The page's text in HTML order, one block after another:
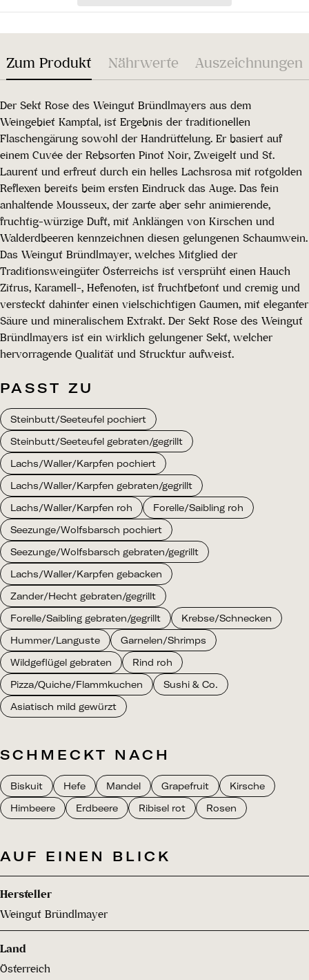
Zum Produkt Nährwerte Auszeichnungen
Der Sekt Rose des Weingut Bründlmayers aus dem
Weingebiet Kamptal, ist Ergebnis der traditionellen
Flaschengärung sowohl der Handrüttelung. Er basiert auf
einem Cuvée der Rebsorten Pinot Noir, Zweigelt und St.
Laurent und erfreut durch ein helles Lachsrosa mit rotgolden
Reflexen bereits beim ersten Eindruck das Auge. Das fein
anhaltende Mousseux, der zarte aber sehr animierende,
fruchtig-würzige Duft, mit Anklängen von Kirschen und
Walderdbeeren kennzeichnen diesen gelungenen Schaumwein.
Das Weingut Bründlmayer, welches Mitglied der
Traditionsweingüter Österreichs ist versprüht einen Hauch
Zitrus, Karamell-, Hefenoten, ist fruchtbetont und cremig und
versteckt dahinter einen vielschichtigen Gaumen, mit eleganter
Säure und mineralischem Extrakt. Der Sekt Rose des Weingut
Bründlmayers ist ein wirklich gelungener Sekt, welcher
hervorragende Qualität und Strucktur aufweist.
PASST ZU
Steinbutt/Seeteufel pochiert
Steinbutt/Seeteufel gebraten/gegrillt
Lachs/Waller/Karpfen pochiert
Lachs/Waller/Karpfen gebraten/gegrillt
Lachs/Waller/Karpfen roh
Forelle/Saibling roh
Seezunge/Wolfsbarsch pochiert
Seezunge/Wolfsbarsch gebraten/gegrillt
Lachs/Waller/Karpfen gebacken
Zander/Hecht gebraten/gegrillt
Forelle/Saibling gebraten/gegrillt
Krebse/Schnecken
Hummer/Languste
Garnelen/Shrimps
Wildgeflügel gebraten
Rind roh
Pizza/Quiche/Flammkuchen
Sushi & Co.
Asiatisch mild gewürzt
SCHMECKT NACH
Biskuit Hefe Mandel Grapefruit
Kirsche
Himbeere
Erdbeere Ribisel rot Rosen
AUF EINEN BLICK
Hersteller
Weingut Bründlmayer
Land
Österreich